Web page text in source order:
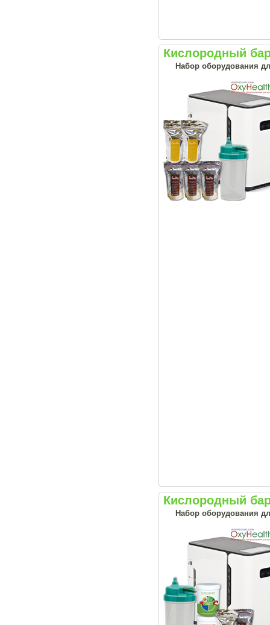
Кислородный
Набор оборудования
Кислородный
Набор оборудования